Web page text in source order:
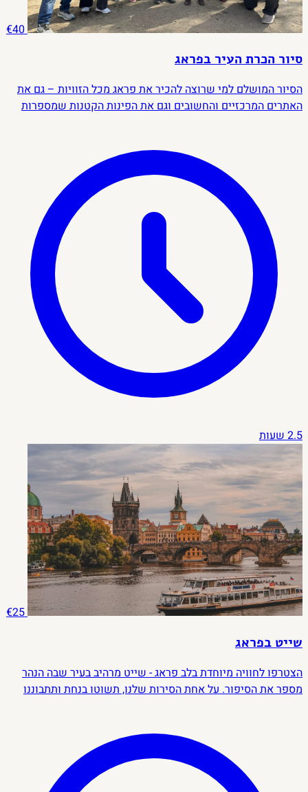
€40
סיור הכרת העיר בפראג
הסיור המושלם למי שרוצה להכיר את פראג מכל הזוויות – גם את
האתרים המרכזיים והחשובים וגם את הפינות הקטנות שמספרות
הערים הכי אהובות בעולם.
2.5 שעות
€25
שייט בפראג
הצטרפו לחוויה מיוחדת בלב פראג - שייט מרהיב בעיר שבה הנהר
מספר את הסיפור. על אחת הסירות שלנו, תשוטו בנחת ותתבוננו
אתם מחפשים דרך רומנטית לבלות את הערב, או סתם רוצים לחוות
את פראג מנקודת מבט ייחודית, שייט זה הוא הדרך האידיאלית
להתרשם מהיופי הקסום של העיר.